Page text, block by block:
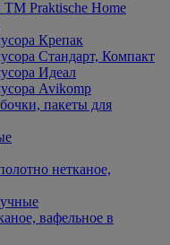
ТМ Praktische Home
Крепак
Стандарт, Компакт
Идеал
Avikomp
пакеты для
нетканое,
вафельное в